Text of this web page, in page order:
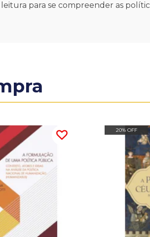
para se compreender as
20% OFF